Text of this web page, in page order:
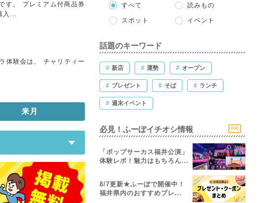
す。 プレミアム付商品券
入...
体験会は、 チャリティー
来月
すべて 読みもの
スポット イベント
話題のキーワード
# 新店 # 運勢 # オープン
# プレゼント # そば # ランチ
# 週末イベント
必見！ふーぽイチオシ情報 PR
「ポップサーカス福井公演」
体験レポ！魅力はもちろん...
8/7更新★ふーぽで開催中！
福井県内のおすすめプレ...